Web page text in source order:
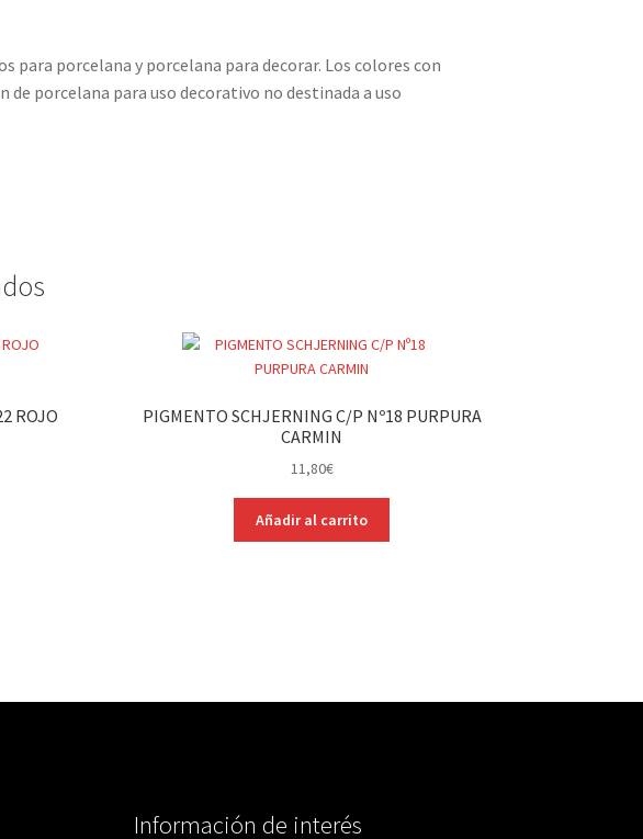
para porcelana y porcelana para decorar. Los colores con
de porcelana para uso decorativo no destinada a uso
ROJO
PIGMENTO SCHJERNING C/P Nº18 PURPURA
CARMIN
11,80€
Añadir al carrito
Información de interés